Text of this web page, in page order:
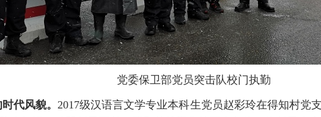
党委保卫部党员突击队校门执勤
代风貌。2017级汉语言文学专业本科生党员赵彩玲在得知村党